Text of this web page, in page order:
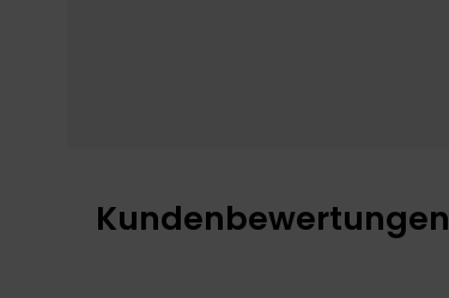
Kundenbewertungen